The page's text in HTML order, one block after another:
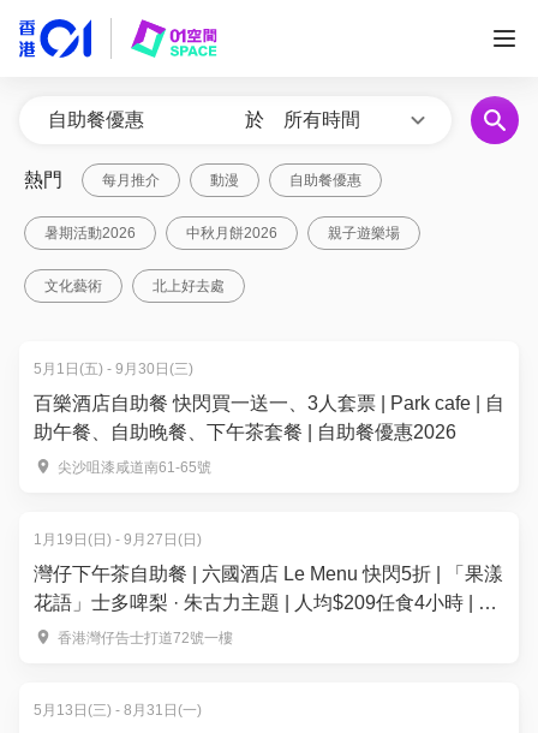
於 所有時間
熱門 每月推介 動漫 自助餐優惠
暑期活動2026 中秋月餅2026 親子遊樂場
文化藝術 北上好去處
5月1日(五) - 9月30日(三)
百樂酒店自助餐 快閃買一送一、3人套票 | Park cafe | 自
助午餐、自助晚餐、下午茶套餐 | 自助餐優惠2026
尖沙咀漆咸道南61-65號
1月19日(日) - 9月27日(日)
灣仔下午茶自助餐 | 六國酒店 Le Menu 快閃5折 | 「果漾
花語」士多啤梨 · 朱古力主題 | 人均$209任食4小時 | 自
助餐優惠2026
香港灣仔告士打道72號一樓
5月13日(三) - 8月31日(一)